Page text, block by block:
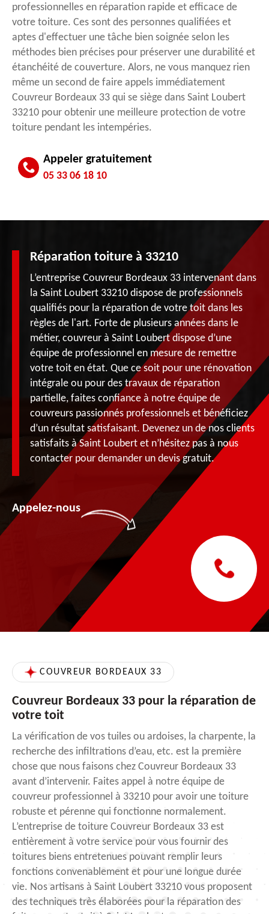
professionnelles en réparation rapide et efficace de
votre toiture. Ces sont des personnes qualifiées et
aptes d'effectuer une tâche bien soignée selon les
méthodes bien précises pour préserver une durabilité et
étanchéité de couverture. Alors, ne vous manquez rien
même un second de faire appels immédiatement
Couvreur Bordeaux 33 qui se siège dans Saint Loubert
33210 pour obtenir une meilleure protection de votre
toiture pendant les intempéries.
Appeler gratuitement
05 33 06 18 10
Réparation toiture à 33210
L’entreprise Couvreur Bordeaux 33 intervenant dans
la Saint Loubert 33210 dispose de professionnels
qualifiés pour la réparation de votre toit dans les
règles de l'art. Forte de plusieurs années dans le
métier, couvreur à Saint Loubert dispose d’une
équipe de professionnel en mesure de remettre
votre toit en état. Que ce soit pour une rénovation
intégrale ou pour des travaux de réparation
partielle, faites confiance à notre équipe de
couvreurs passionnés professionnels et bénéficiez
d’un résultat satisfaisant. Devenez un de nos clients
satisfaits à Saint Loubert et n’hésitez pas à nous
contacter pour demander un devis gratuit.
Appelez-nous
COUVREUR BORDEAUX 33
Couvreur Bordeaux 33 pour la réparation de
votre toit
La vérification de vos tuiles ou ardoises, la charpente, la
recherche des infiltrations d’eau, etc. est la première
chose que nous faisons chez Couvreur Bordeaux 33
avant d’intervenir. Faites appel à notre équipe de
couvreur professionnel à 33210 pour avoir une toiture
robuste et pérenne qui fonctionne normalement.
L’entreprise de toiture Couvreur Bordeaux 33 est
entièrement à votre service pour vous fournir des
toitures biens entretenues pouvant remplir leurs
fonctions convenablement et pour une longue durée
vie. Nos artisans à Saint Loubert 33210 vous proposent
des techniques très élaborées pour la réparation des